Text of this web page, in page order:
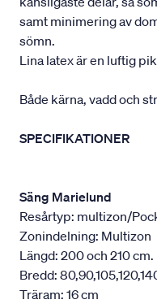
samt minimering av
sömn.
Lina latex är en luftig
Både kärna, vadd och
SPECIFIKATIONER
Säng Marielund
Resårtyp: multizon/
Zonindelning: Multizon
Längd: 200 och 210 cm.
Bredd:
Träram: 16 cm